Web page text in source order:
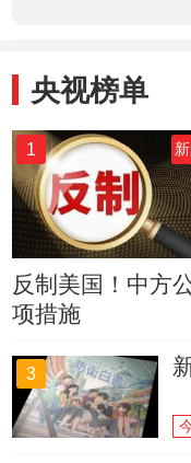
央视榜单
1
反制美国！中方
项措施
3